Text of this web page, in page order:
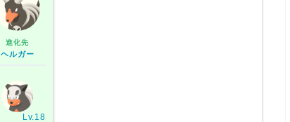
進化先
ヘルガー
Lv.18